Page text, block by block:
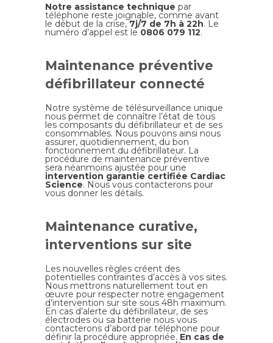
Notre assistance technique par
téléphone reste joignable, comme avant
le début de la crise,7j/7 de 7h à 22h. Le
numéro d’appel est le 0806 079 112.
Maintenance préventive
défibrillateur connecté
Notre système de télésurveillance unique
nous permet de connaître l’état de tous
les composants du défibrillateur et de ses
consommables. Nous pouvons ainsi nous
assurer, quotidiennement, du bon
fonctionnement du défibrillateur. La
procédure de maintenance préventive
sera néanmoins ajustée pour une
intervention garantie certifiée Cardiac
Science. Nous vous contacterons pour
vous donner les détails.
Maintenance curative,
interventions sur site
Les nouvelles règles créent des
potentielles contraintes d’accès à vos sites.
Nous mettrons naturellement tout en
œuvre pour respecter notre engagement
d’intervention sur site sous 48h maximum.
En cas d’alerte du défibrillateur, de ses
électrodes ou sa batterie nous vous
contacterons d’abord par téléphone pour
définir la procédure appropriée. En cas de